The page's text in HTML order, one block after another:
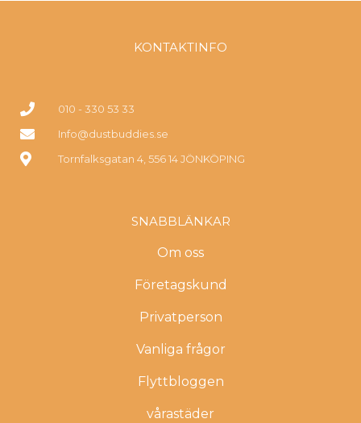
KONTAKTINFO
010 - 330 53 33
Info@dustbuddies.se
Tornfalksgatan 4, 556 14 JÖNKÖPING
SNABBLÄNKAR
Om oss
Företagskund
Privatperson
Vanliga frågor
Flyttbloggen
vårastäder